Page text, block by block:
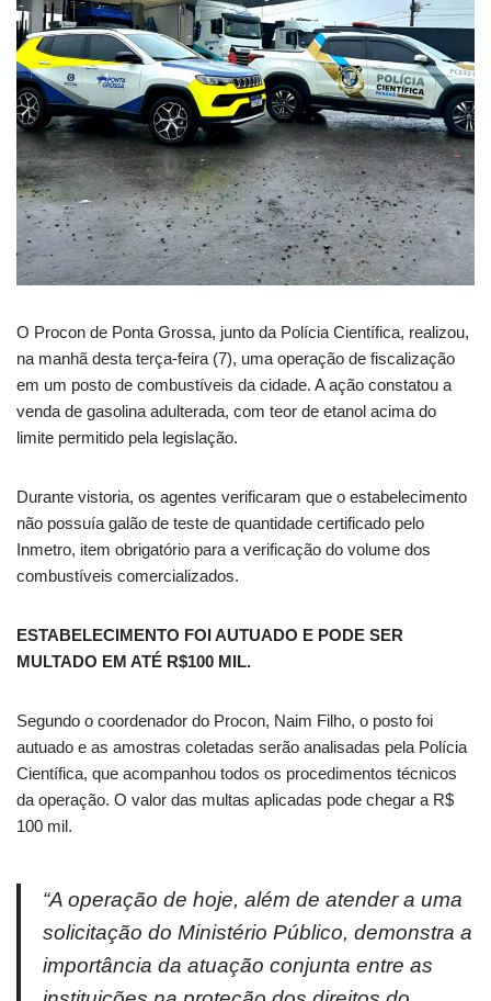
O Procon de Ponta Grossa, junto da Polícia Científica, realizou,
na manhã desta terça-feira (7), uma operação de fiscalização
em um posto de combustíveis da cidade. A ação constatou a
venda de gasolina adulterada, com teor de etanol acima do
limite permitido pela legislação.
Durante vistoria, os agentes verificaram que o estabelecimento
não possuía galão de teste de quantidade certificado pelo
Inmetro, item obrigatório para a verificação do volume dos
combustíveis comercializados.
ESTABELECIMENTO FOI AUTUADO E PODE SER
MULTADO EM ATÉ R$100 MIL.
Segundo o coordenador do Procon, Naim Filho, o posto foi
autuado e as amostras coletadas serão analisadas pela Polícia
Científica, que acompanhou todos os procedimentos técnicos
da operação. O valor das multas aplicadas pode chegar a R$
100 mil.
“A operação de hoje, além de atender a uma
solicitação do Ministério Público, demonstra a
importância da atuação conjunta entre as